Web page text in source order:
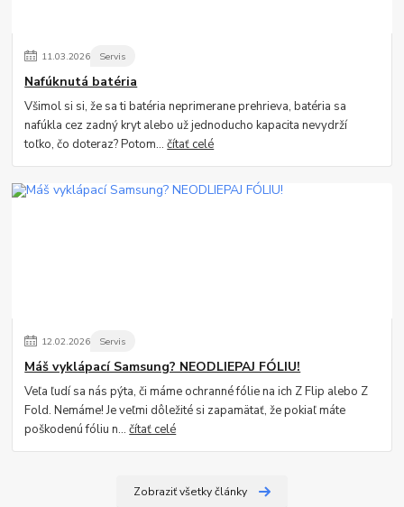
11.03.2026 Servis
Nafúknutá batéria
Všimol si si, že sa ti batéria neprimerane prehrieva, batéria sa
nafúkla cez zadný kryt alebo už jednoducho kapacita nevydrží
toľko, čo doteraz? Potom...čítať celé
12.02.2026 Servis
Máš vyklápací Samsung? NEODLIEPAJ FÓLIU!
Veľa ľudí sa nás pýta, či máme ochranné fólie na ich Z Flip alebo Z
Fold. Nemáme! Je veľmi dôležité si zapamätať, že pokiaľ máte
poškodenú fóliu n...čítať celé
Zobraziť všetky články